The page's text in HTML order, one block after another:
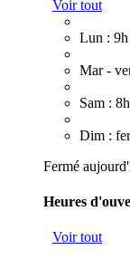
Voir tout
Lun : 9h
Mar -
Sam :
Dim :
Fermé
Heures
Voir tout